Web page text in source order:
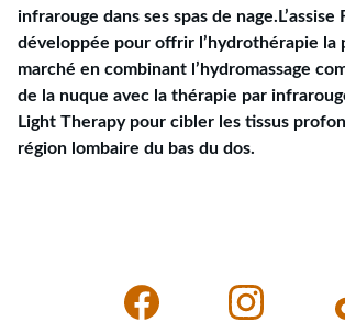
infrarouge dans ses spas de nage.L’assise
développée pour offrir l’hydrothérapie la
marché en combinant l’hydromassage
de la nuque avec la thérapie par
Light Therapy pour cibler les tissus
région lombaire du bas du dos.